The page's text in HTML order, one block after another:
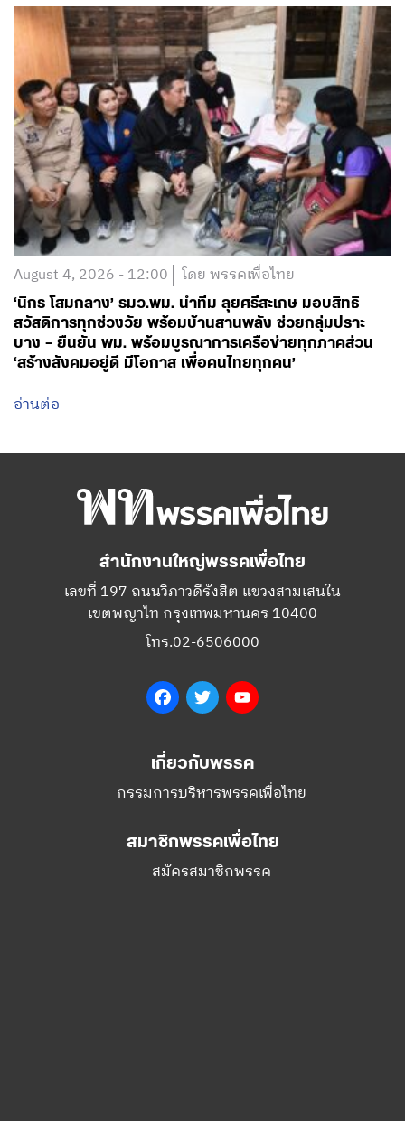
August 4, 2026 - 12:00 โดย พรรคเพื่อไทย
‘นิกร โสมกลาง’ รมว.พม. นำทีม ลุยศรีสะเกษ มอบสิทธิ
สวัสดิการทุกช่วงวัย พร้อมบ้านสานพลัง ช่วยกลุ่มปราะ
บาง – ยืนยัน พม. พร้อมบูรณาการเครือข่ายทุกภาคส่วน
‘สร้างสังคมอยู่ดี มีโอกาส เพื่อคนไทยทุกคน’
อ่านต่อ
สำนักงานใหญ่พรรคเพื่อไทย
เลขที่ 197 ถนนวิภาวดีรังสิต แขวงสามเสนใน
เขตพญาไท กรุงเทพมหานคร 10400
โทร.02-6506000
FacebookTwitter
เกี่ยวกับพรรค
กรรมการบริหารพรรคเพื่อไทย
สมาชิกพรรคเพื่อไทย
สมัครสมาชิกพรรค